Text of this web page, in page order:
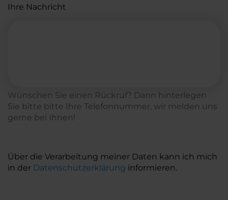
Ihre Nachricht
Wünschen Sie einen Rückruf? Dann hinterlegen
Sie bitte bitte Ihre Telefonnummer, wir melden uns
gerne bei Ihnen!
Über die Verarbeitung meiner Daten kann ich mich
in der Datenschutzerklärung informieren.